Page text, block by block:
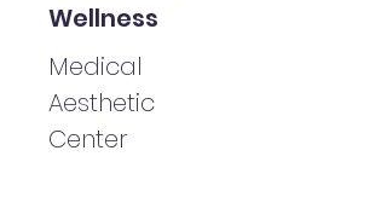
Wellness
Medical
Aesthetic
Center